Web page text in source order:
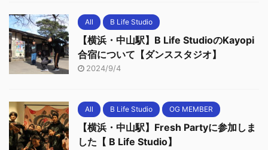
All B Life Studio
【横浜・中山駅】B Life StudioのKayopi
合宿について【ダンススタジオ】
2024/9/4
All B Life Studio OG MEMBER
【横浜・中山駅】Fresh Partyに参加しま
した【 B Life Studio】